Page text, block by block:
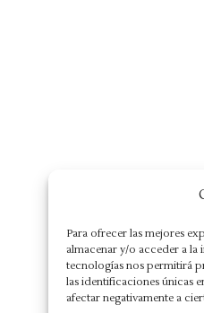
Para ofrecer las mejores
almacenar y/o acceder a
tecnologías nos permitirá
las identificaciones únicas
afectar negativamente a